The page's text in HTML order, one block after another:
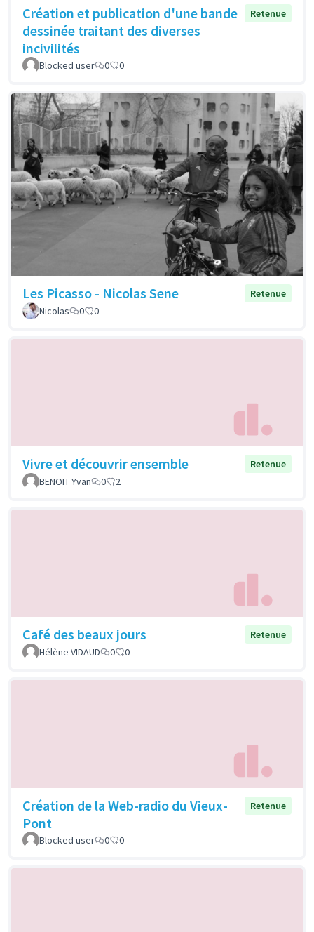
Création et publication d'une bande
dessinée traitant des diverses
incivilités
Retenue
Blocked user 0 0
Les Picasso - Nicolas Sene
Retenue
Nicolas
0 0
Vivre et découvrir ensemble
Retenue
BENOIT Yvan
0 2
Café des beaux jours
Retenue
Hélène VIDAUD
0 0
Création de la Web-radio du Vieux-
Pont
Retenue
Blocked user 0 0